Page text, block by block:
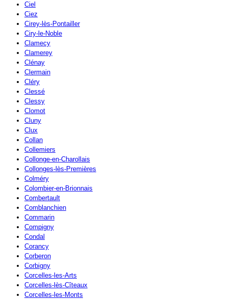
Ciel
Ciez
Cirey-lès-Pontailler
Ciry-le-Noble
Clamecy
Clamerey
Clénay
Clermain
Cléry
Clessé
Clessy
Clomot
Cluny
Clux
Collan
Collemiers
Collonge-en-Charollais
Collonges-lès-Premières
Colméry
Colombier-en-Brionnais
Combertault
Comblanchien
Commarin
Compigny
Condal
Corancy
Corberon
Corbigny
Corcelles-les-Arts
Corcelles-lès-Cîteaux
Corcelles-les-Monts